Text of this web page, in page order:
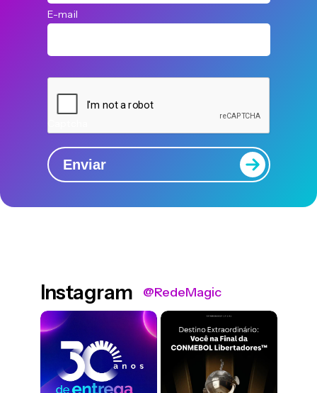
E-mail
Enviar
Instagram @RedeMagic